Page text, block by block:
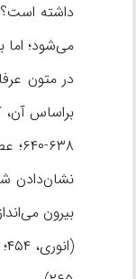
داشته است؟
می‌شود؛ اما
در متون
۶۳۸-۶۴۰؛ عطار،
نشان‌دادن